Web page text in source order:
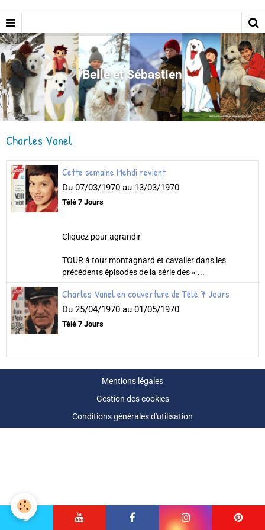
Belle et Sébastien
Charles Vanel
Cette semaine Mehdi revient
Du 07/03/1970 au 13/03/1970
Télé 7 Jours
Cliquez pour agrandir
TOUR à tour montagnard et cavalier dans les
précédents épisodes de la série des « ...
Charles Vanel en couverture de Télé 7 Jours
Du 25/04/1970 au 01/05/1970
Télé 7 Jours
Mentions légales
Gestion des cookies
Conditions générales d'utilisation